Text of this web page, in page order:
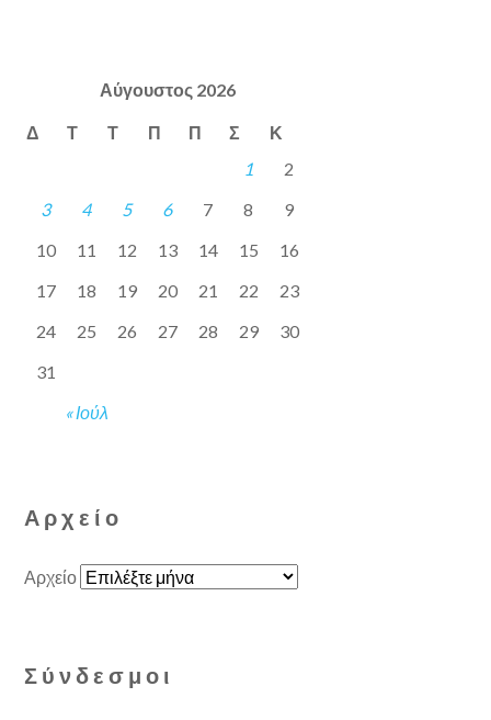
Αύγουστος 2026
Δ Τ Τ Π Π Σ Κ
« Ιούλ
1
2
3
4 5 6 7 8
9
10
11 12 13 14 15
16
17
18 19 20 21 22
23
24
25 26 27 28 29
30
31
Αρχείο
Αρχείο
Σύνδεσμοι